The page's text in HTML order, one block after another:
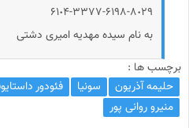
۶۱٠۴-۳۳۷۷-۶۱۹۸-۸٠۲۹
به نام سیده مهدیه امیری دشتی
برچسب ها :
حلیمه آذریون
سونیا فئودور
منیرو روانی پور